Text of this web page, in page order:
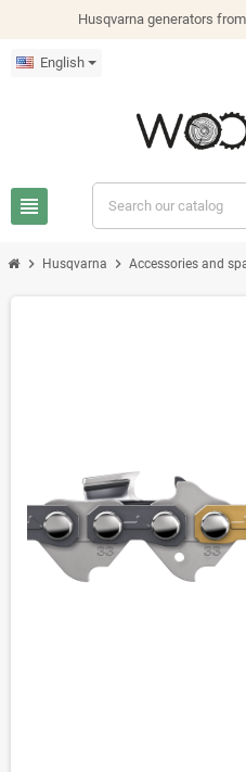
Husqvarna generators
English
view_headline
chevron_right Husqvarna chevron_right Accessories and